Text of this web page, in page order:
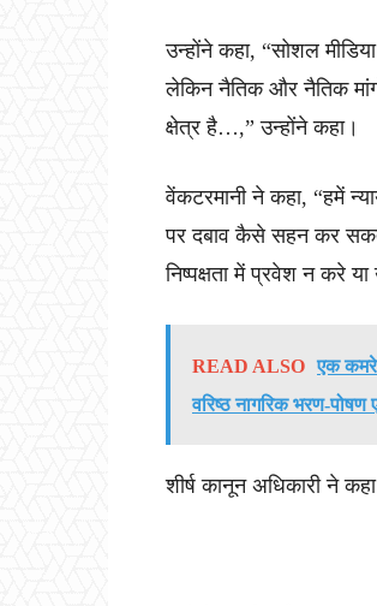
उन्होंने कहा, “सोशल
लेकिन नैतिक और नैतिक
क्षेत्र है…,” उन्होंने कहा।
वेंकटरमानी ने कहा, “हमें
पर दबाव कैसे सहन कर
निष्पक्षता में प्रवेश न करे
READ ALSO एक कमरे
वरिष्ठ नागरिक भरण-पोषण
शीर्ष कानून अधिकारी ने